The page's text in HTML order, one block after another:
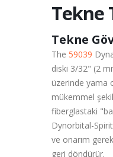
Tekne
Tekne
The 59039
diski 3/32" (2
üzerinde yama
mükemmel
fiberglastaki
Dynorbital-
ve onarım
geri döndürür.